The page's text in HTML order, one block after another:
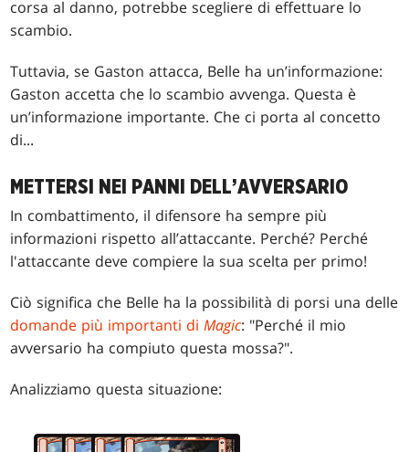
corsa al danno, potrebbe scegliere di effettuare lo
scambio.
Tuttavia, se Gaston attacca, Belle ha un’informazione:
Gaston accetta che lo scambio avvenga. Questa è
un’informazione importante. Che ci porta al concetto
di...
METTERSI NEI PANNI DELL’AVVERSARIO
In combattimento, il difensore ha sempre più
informazioni rispetto all’attaccante. Perché? Perché
l'attaccante deve compiere la sua scelta per primo!
Ciò significa che Belle ha la possibilità di porsi una delle
domande più importanti diMagic: "Perché il mio
avversario ha compiuto questa mossa?".
Analizziamo questa situazione: